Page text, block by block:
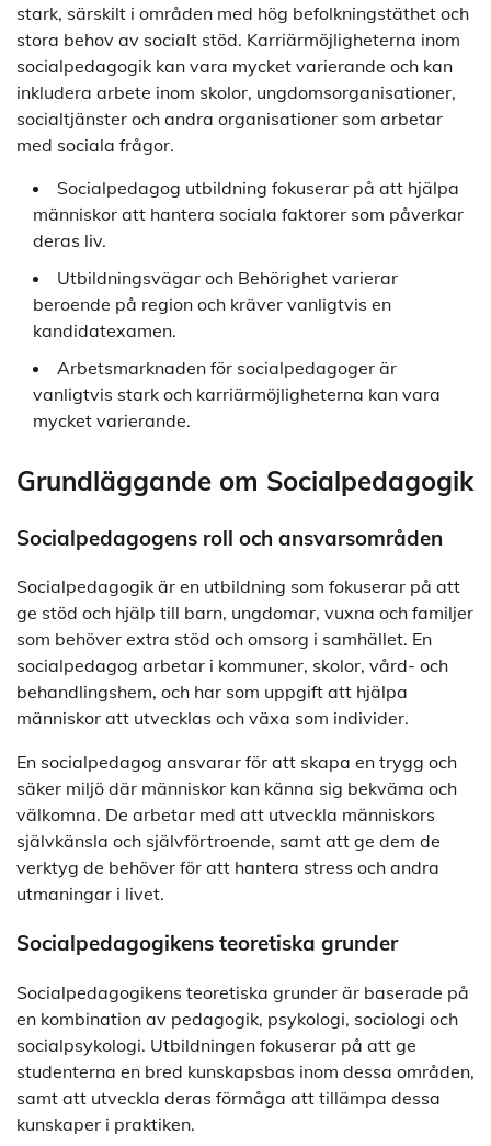
stark, särskilt i områden med hög befolkningstäthet och
stora behov av socialt stöd. Karriärmöjligheterna inom
socialpedagogik kan vara mycket varierande och kan
inkludera arbete inom skolor, ungdomsorganisationer,
socialtjänster och andra organisationer som arbetar
med sociala frågor.
Socialpedagog utbildning fokuserar på att hjälpa
människor att hantera sociala faktorer som påverkar
deras liv.
Utbildningsvägar och Behörighet varierar
beroende på region och kräver vanligtvis en
kandidatexamen.
Arbetsmarknaden för socialpedagoger är
vanligtvis stark och karriärmöjligheterna kan vara
mycket varierande.
Grundläggande om Socialpedagogik
Socialpedagogens roll och ansvarsområden
Socialpedagogik är en utbildning som fokuserar på att
ge stöd och hjälp till barn, ungdomar, vuxna och familjer
som behöver extra stöd och omsorg i samhället. En
socialpedagog arbetar i kommuner, skolor, vård- och
behandlingshem, och har som uppgift att hjälpa
människor att utvecklas och växa som individer.
En socialpedagog ansvarar för att skapa en trygg och
säker miljö där människor kan känna sig bekväma och
välkomna. De arbetar med att utveckla människors
självkänsla och självförtroende, samt att ge dem de
verktyg de behöver för att hantera stress och andra
utmaningar i livet.
Socialpedagogikens teoretiska grunder
Socialpedagogikens teoretiska grunder är baserade på
en kombination av pedagogik, psykologi, sociologi och
socialpsykologi. Utbildningen fokuserar på att ge
studenterna en bred kunskapsbas inom dessa områden,
samt att utveckla deras förmåga att tillämpa dessa
kunskaper i praktiken.